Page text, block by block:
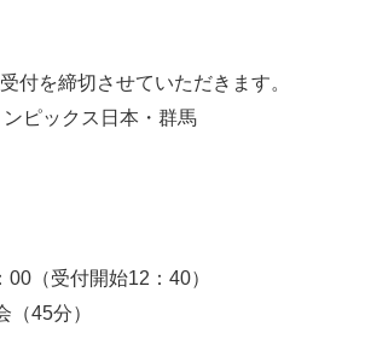
締切させていただきます。
ピックス日本・群馬
（受付開始12：40）
45分）